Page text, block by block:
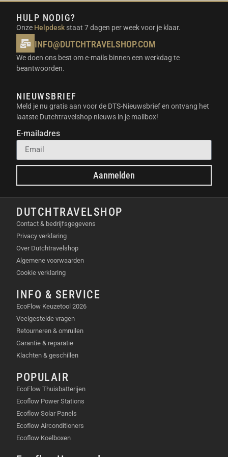
HULP NODIG?
Onze Helpdesk staat 7 dagen per week voor je klaar.
INFO@DUTCHTRAVELSHOP.COM
We doen ons best om e-mails binnen een werkdag te
beantwoorden.
NIEUWSBRIEF
Meld je nu gratis aan voor de DTS-Nieuwsbrief en ontvang het
laatste Dutchtravelshop nieuws in je mailbox!
E-mailadres
Aanmelden
DUTCHTRAVELSHOP
Contact & bedrijfsgegevens
Privacy verklaring
Over Dutchtravelshop
Algemene voorwaarden
Cookie verklaring
INFO & SERVICE
EcoFlow Keuzetool 2026
Veelgestelde vragen
Retourneren & omruilen
Garantie & reparatie
Klachten & geschillen
POPULAIR
EcoFlow Thuisbatterijen
Ecoflow Power Stations
Ecoflow Solar Panels
Ecoflow Airconditioners
Ecoflow Koelboxen